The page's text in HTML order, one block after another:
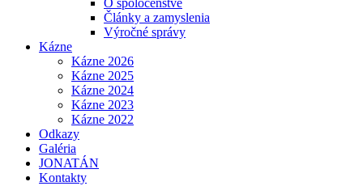
O spoločenstve
Články a zamyslenia
Výročné správy
Kázne
Kázne 2026
Kázne 2025
Kázne 2024
Kázne 2023
Kázne 2022
Odkazy
Galéria
JONATÁN
Kontakty